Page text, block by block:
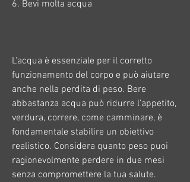
6. Bevi molta acqua
L'acqua è essenziale per il corretto
funzionamento del corpo e può aiutare
anche nella perdita di peso. Bere
abbastanza acqua può ridurre l'appetito,
verdura, correre, come camminare, è
fondamentale stabilire un obiettivo
realistico. Considera quanto peso puoi
ragionevolmente perdere in due mesi
senza compromettere la tua salute.